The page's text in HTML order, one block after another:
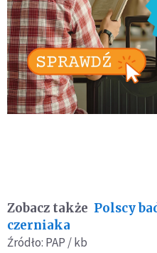
Zobacz także Polscy
czerniaka
Źródło: PAP / kb